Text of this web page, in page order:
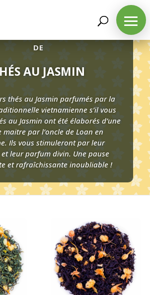
DE
AU JASMIN
thés au Jasmin parfumés par la
vietnamienne s’il vous
au Jasmin ont été élaborés d’une
maitre par l’oncle de Loan en
Ils vous stimuleront par leur
leur parfum divin. Une pause
et rafraîchissante inoubliable !